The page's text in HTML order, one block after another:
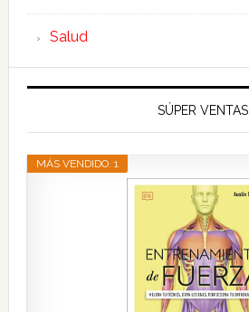
Salud
SÚPER VENTAS
MÁS VENDIDO. 1